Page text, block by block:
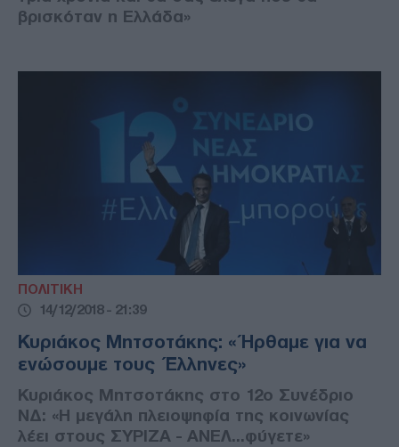
βρισκόταν η Ελλάδα»
ΠΟΛΙΤΙΚΗ
14/12/2018 - 21:39
Κυριάκος Μητσοτάκης: «Ήρθαμε για να
ενώσουμε τους Έλληνες»
Κυριάκος Μητσοτάκης στο 12ο Συνέδριο
ΝΔ: «Η μεγάλη πλειοψηφία της κοινωνίας
λέει στους ΣΥΡΙΖΑ - ΑΝΕΛ...φύγετε»